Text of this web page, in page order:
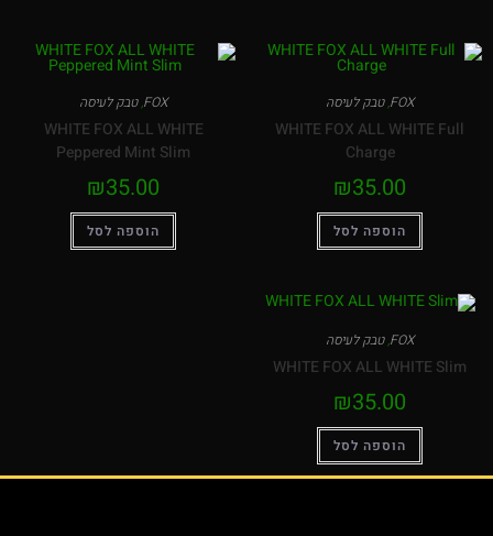
FOX
,טבק לעיסה
WHITE FOX ALL WHITE Full
Charge
₪35.00
הוספה לסל
FOX
,טבק לעיסה
WHITE FOX ALL WHITE
Peppered Mint Slim
₪35.00
הוספה לסל
FOX
,טבק לעיסה
WHITE FOX ALL WHITE Slim
₪35.00
הוספה לסל